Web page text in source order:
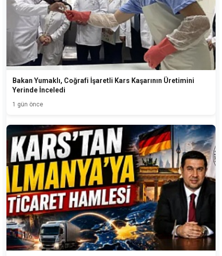
Bakan Yumaklı, Coğrafi İşaretli Kars Kaşarının Üretimini
Yerinde İnceledi
1 gün önce